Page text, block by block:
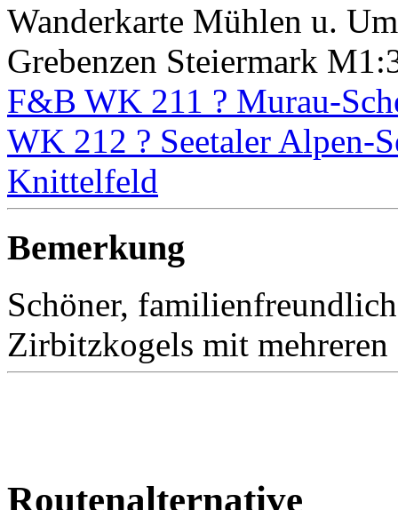
Wanderkarte Mühlen u.
Grebenzen Steiermark
F&B WK 211 ? Murau-
WK 212 ? Seetaler Alpen-
Knittelfeld
Bemerkung
Schöner,
Zirbitzkogels mit
Routenalternative